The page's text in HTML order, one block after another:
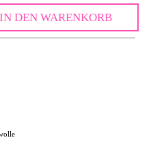
DEN WARENKORB